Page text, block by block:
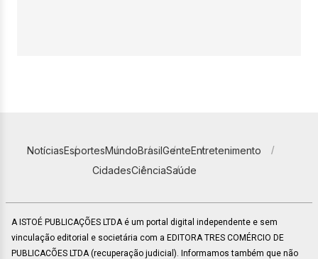
NotíciasEsportesMundoBrasilGenteEntretenimento
CidadesCiênciaSaúde
A ISTOÉ PUBLICAÇÕES LTDA é um portal digital independente e sem
vinculação editorial e societária com a EDITORA TRES COMÉRCIO DE
PUBLICACÕES LTDA (recuperação judicial). Informamos também que não